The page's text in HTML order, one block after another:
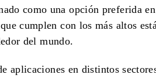
como una opción preferida
cumplen con los más altos
del mundo.
aplicaciones en distintos